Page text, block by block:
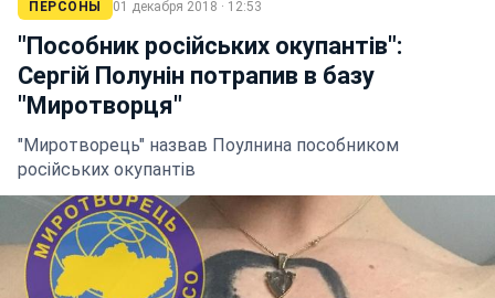
ПЕРСОНЫ 01 декабря 2018 · 12:53
"Пособник російських окупантів":
Сергій Полунін потрапив в базу
"Миротворця"
"Миротворець" назвав Поулнина пособником
російських окупантів